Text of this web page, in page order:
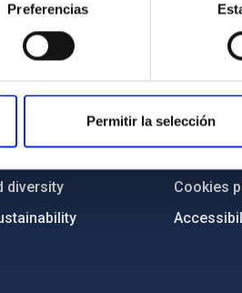
Preferencias
Permitir la selección
diversity
IAC PORTAL
Sitemap
Privacy
Cookies